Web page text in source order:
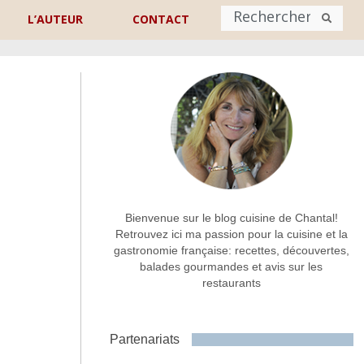
L’AUTEUR CONTACT
Nom
Commentaire ou message *
Bienvenue sur le blog cuisine de Chantal!
Retrouvez ici ma passion pour la cuisine et la
gastronomie française: recettes, découvertes,
balades gourmandes et avis sur les
restaurants
Partenariats